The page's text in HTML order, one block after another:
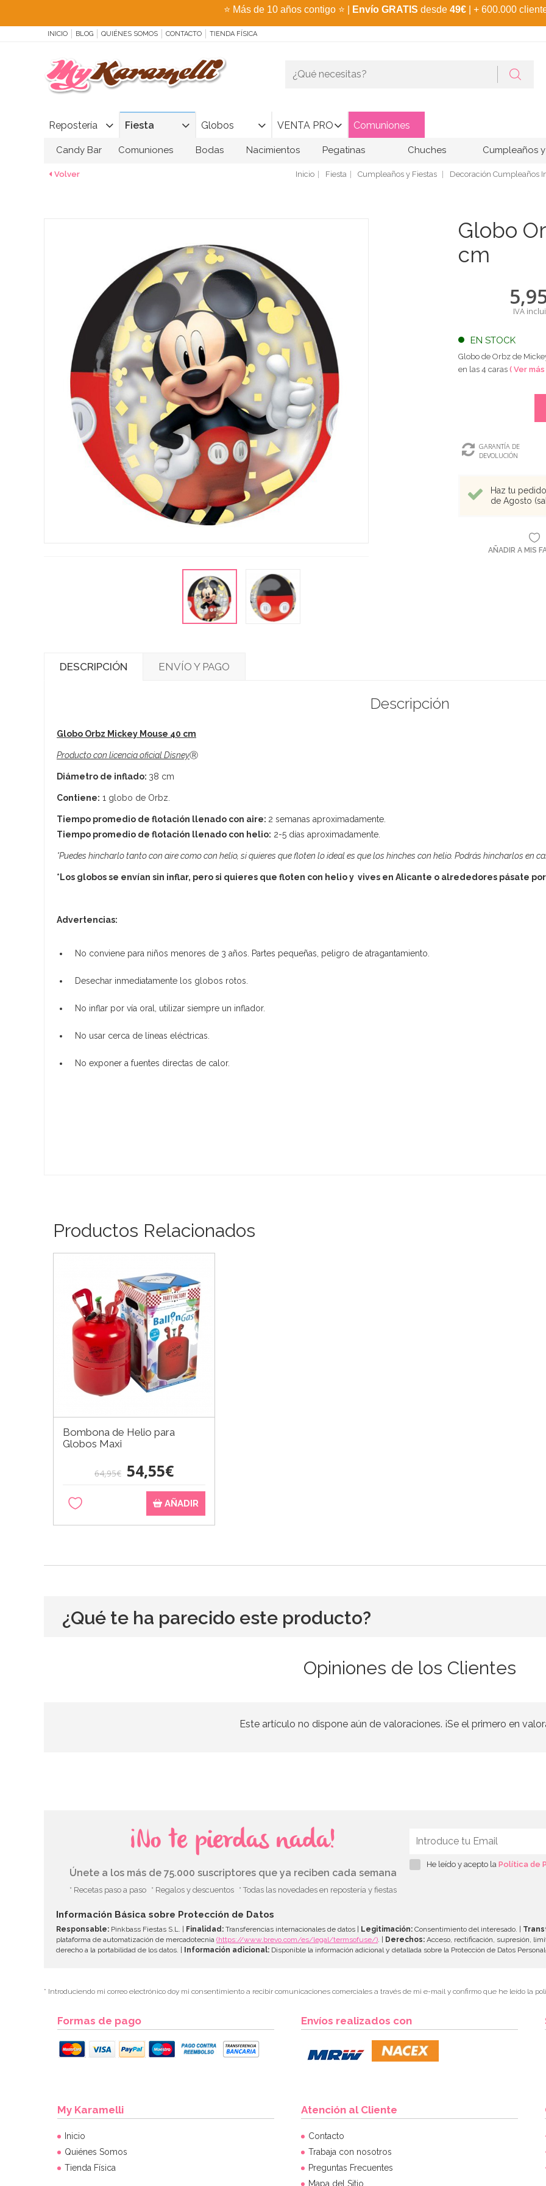
⭐ Más de 10 años contigo ⭐ Envío GRATIS desde 49€ | + 600.000
INICIO BLOG QUIÉNES SOMOS CONTACTO TIENDA FÍSICA
Repostería Fiesta Globos VENTA PRO Comuniones
Candy Bar Comuniones Bodas Nacimientos Pegatinas Chuches Cumpleaños
Volver Inicio Fiesta Cumpleaños y Fiestas Decoración Cumpleaños
Globo
cm
IVA
EN STOCK
Globo de Orbz de
en las 4 caras ( Ver más
GARANTÍA DE
DEVOLUCIÓN
Haz tu
de Agosto
AÑADIR A MIS
DESCRIPCIÓN ENVÍO Y PAGO
Descripción
Globo Orbz Mickey Mouse 40 cm
Producto con licencia oficial DisneyⓇ
Diámetro de inflado: 38 cm
Contiene: 1 globo de Orbz.
Tiempo promedio de flotación llenado con aire: 2 semanas aproximadamente.
Tiempo promedio de flotación llenado con helio: 2-5 días aproximadamente.
*Puedes hincharlo tanto con aire como con helio, si quieres que floten lo ideal es que los hinches con helio. Podrás hincharlos en
*Los globos se envían sin inflar, pero si quieres que floten con helio y vives en Alicante o alrededores pásate
Advertencias:
No conviene para niños menores de 3 años. Partes pequeñas, peligro de atragantamiento.
Desechar inmediatamente los globos rotos.
No inflar por vía oral, utilizar siempre un inflador.
No usar cerca de líneas eléctricas.
No exponer a fuentes directas de calor.
Productos Relacionados
Bombona de Helio para
Globos Maxi
64,95€ 54,55€
AÑADIR
¿Qué te ha parecido este producto?
Opiniones de los Clientes
Este artículo no dispone aún de valoraciones. ¡Se el primero en
¡No te pierdas nada!
Únete a los más de 75.000 suscriptores que ya reciben cada semana
* Recetas paso a paso * Regalos y descuentos * Todas las novedades en repostería y fiestas
He leído y acepto la Política de
Información Básica sobre Protección de Datos
Responsable: Pinkbass Fiestas S.L. | Finalidad: Transferencias internacionales de datos | Legitimación: Consentimiento del interesado. |
plataforma de automatización de mercadotecnia (https://www.brevo.com/es/legal/termsofuse/) . | Derechos: Acceso, rectificación, supresión,
derecho a la portabilidad de los datos. | Información adicional: Disponible la información adicional y detallada sobre la Protección de Datos
* Introduciendo mi correo electrónico doy mi consentimiento a recibir comunicaciones comerciales a través de mi e-mail y confirmo que he leído la
Formas de pago Envíos realizados con
My Karamelli
Inicio
Quiénes Somos
Tienda Física
Atención al Cliente
Contacto
Trabaja con nosotros
Preguntas Frecuentes
Mapa del Sitio